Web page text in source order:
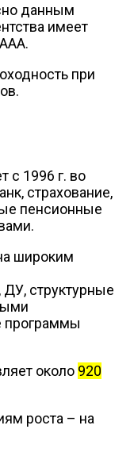
данным
имеет
при
с 1996 г. во
страхование,
пенсионные
широким
структурные
программы
около 920
роста – на